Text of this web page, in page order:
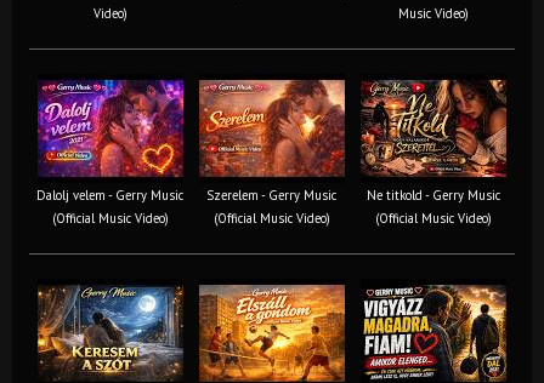
Video)
Music Video)
Dalolj velem - Gerry Music
(Official Music Video)
Szerelem - Gerry Music
(Official Music Video)
Ne titkold - Gerry Music
(Official Music Video)